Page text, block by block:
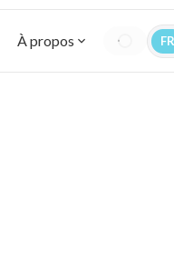
À propos FR